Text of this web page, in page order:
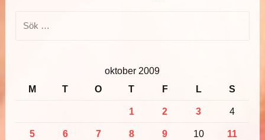
oktober 2009
M
T O T F L S
1 2 3 4
5 6 7 8 9 10 11